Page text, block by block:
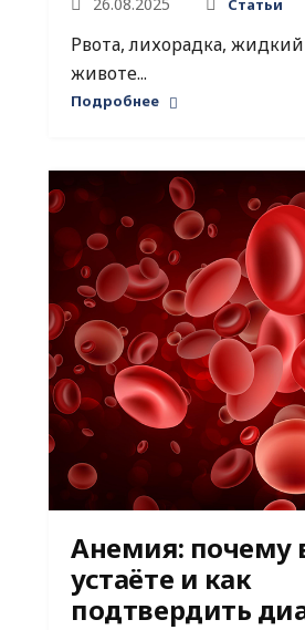
26.08.2025 Статьи
Рвота, лихорадка, жидкий
животе...
Подробнее
Анемия: почему
устаёте и как
подтвердить